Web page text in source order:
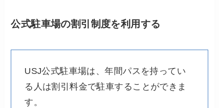
公式駐車場の割引制度を利用する
USJ公式駐車場は、年間パスを持ってい
る人は割引料金で駐車することができま
す。